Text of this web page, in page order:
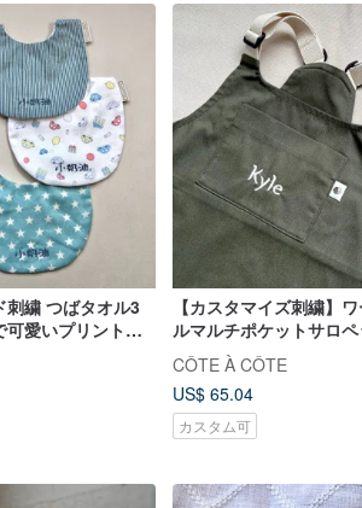
刺繍 つばタオル3
愛いプリントデ
フトに最適
【カスタマイズ刺繍】
ルマルチポケットサロ
ロン・子供服 2色展開
CÔTE À CÔTE
US$ 65.04
カスタム可